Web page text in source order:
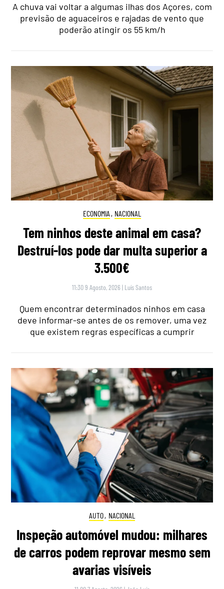
A chuva vai voltar a algumas ilhas dos Açores, com
previsão de aguaceiros e rajadas de vento que
poderão atingir os 55 km/h
ECONOMIA , NACIONAL
Tem ninhos deste animal em casa?
Destruí-los pode dar multa superior a
3.500€
11:30 9 Agosto, 2026 | Luís Santos
Quem encontrar determinados ninhos em casa
deve informar-se antes de os remover, uma vez
que existem regras específicas a cumprir
AUTO, NACIONAL
Inspeção automóvel mudou: milhares
de carros podem reprovar mesmo sem
avarias visíveis